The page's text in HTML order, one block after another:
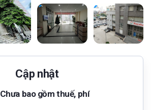
Cập nhật
Chưa bao gồm thuế, phí